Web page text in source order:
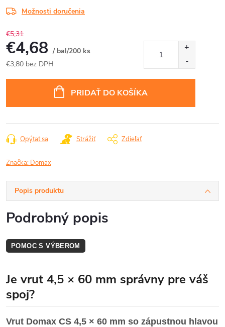
Možnosti doručenia
€5,31
€4,68 / bal/200 ks
€3,80 bez DPH
PRIDAŤ DO KOŠÍKA
Opýtať sa Strážiť Zdieľať
Značka: Domax
Popis produktu
Podrobný popis
POMOC S VÝBEROM
Je vrut 4,5 × 60 mm správny pre váš
spoj?
Vrut Domax CS 4,5 × 60 mm so zápustnou hlavou